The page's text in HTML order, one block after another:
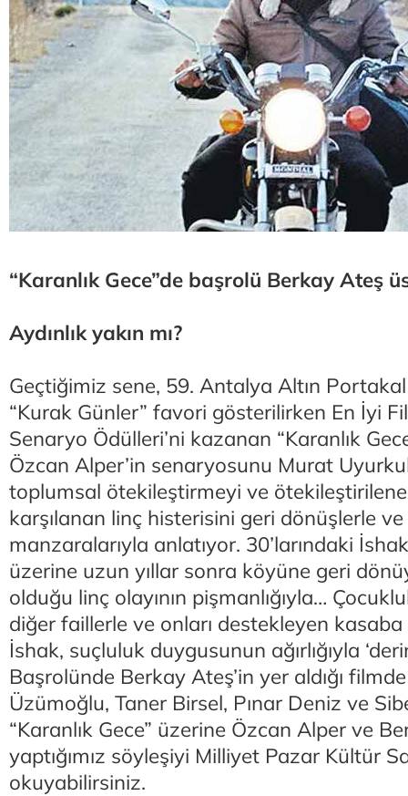
“Karanlık Gece”de başrolü Berkay Ateş
Aydınlık yakın mı?
Geçtiğimiz sene, 59. Antalya Altın
“Kurak Günler” favori gösterilirken En İyi
Senaryo Ödülleri’ni kazanan “Karanlık
Özcan Alper’in senaryosunu Murat
toplumsal ötekileştirmeyi ve
karşılanan linç histerisini geri dönüşlerle
manzaralarıyla anlatıyor. 30’larındaki
üzerine uzun yıllar sonra köyüne geri
olduğu linç olayının pişmanlığıyla…
diğer faillerle ve onları destekleyen kasaba
İshak, suçluluk duygusunun ağırlığıyla
Başrolünde Berkay Ateş’in yer aldığı
Üzümoğlu, Taner Birsel, Pınar Deniz ve
“Karanlık Gece” üzerine Özcan Alper ve
yaptığımız söyleşiyi Milliyet Pazar Kültür
okuyabilirsiniz.